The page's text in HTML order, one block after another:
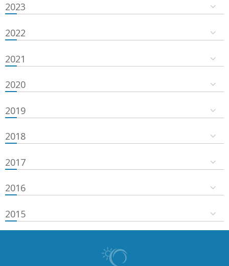
2023
2022
2021
2020
2019
2018
2017
2016
2015